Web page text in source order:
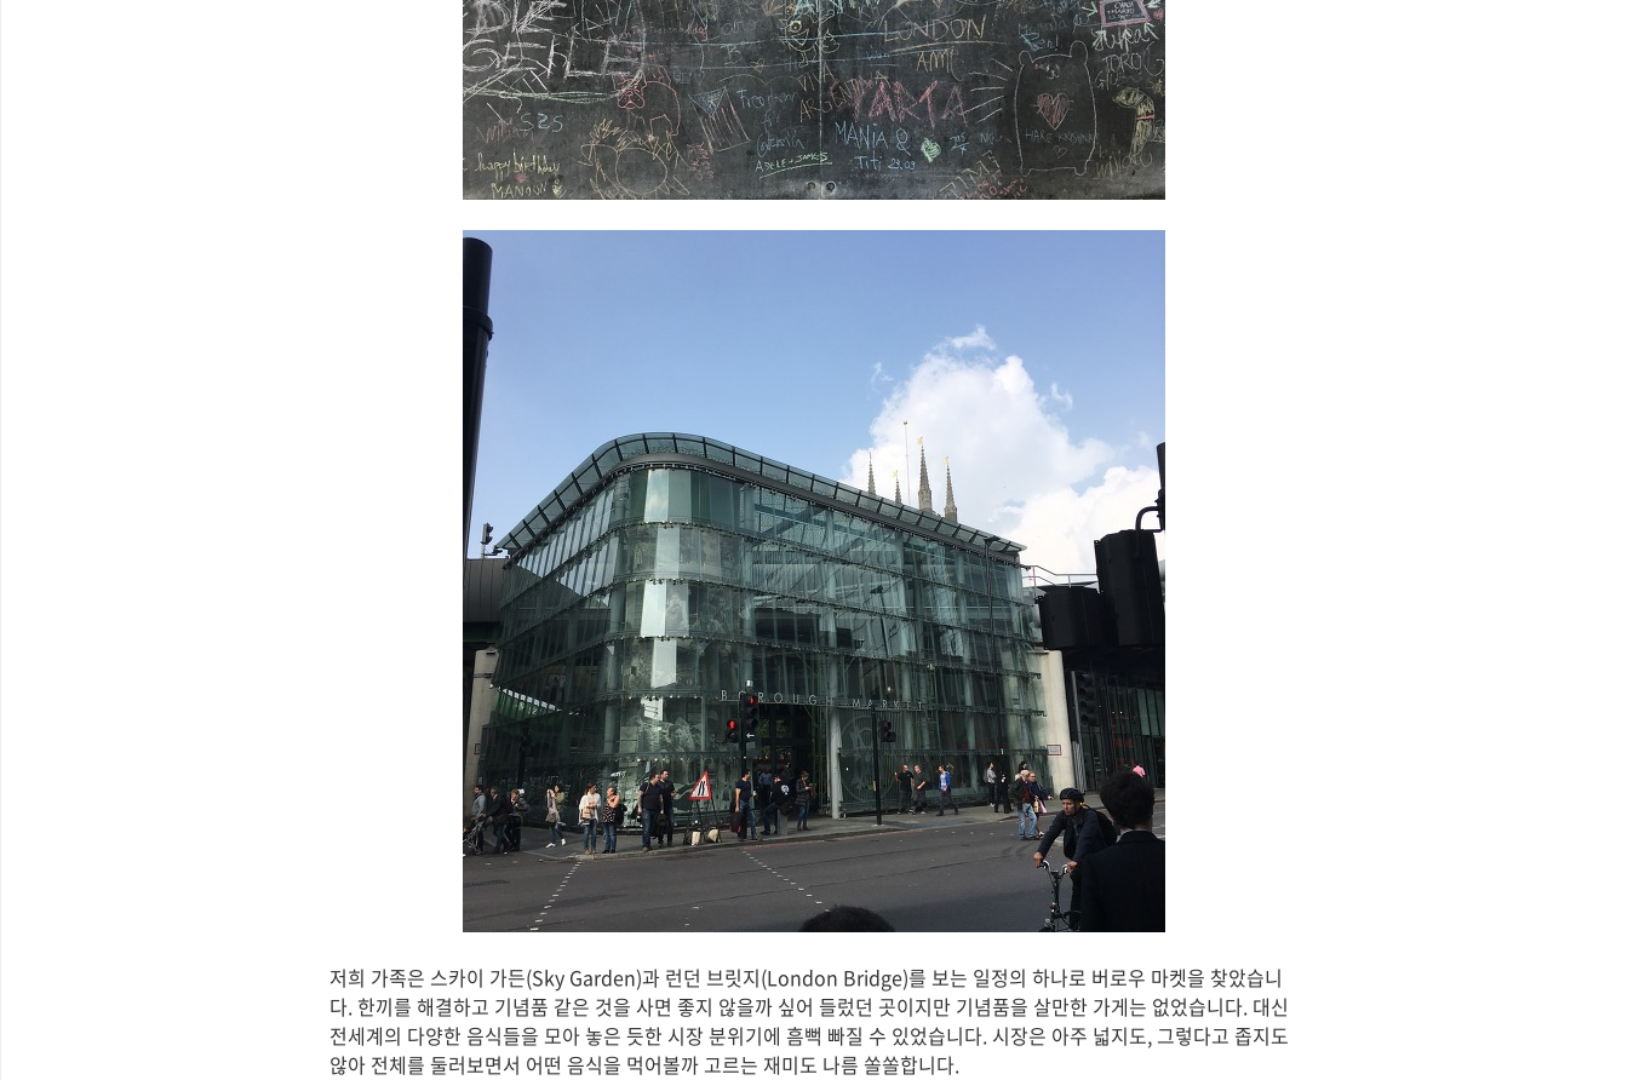
저희 가족은 스카이 가든(Sky Garden)과 런던 브릿지(London Bridge)를 보는 일정의 하나로 버로우 마켓을 찾았습니
다. 한끼를 해결하고 기념품 같은 것을 사면 좋지 않을까 싶어 들렀던 곳이지만 기념품을 살만한 가게는 없었습니다. 대신
전세계의 다양한 음식들을 모아 놓은 듯한 시장 분위기에 흠뻑 빠질 수 있었습니다. 시장은 아주 넓지도, 그렇다고 좁지도
않아 전체를 둘러보면서 어떤 음식을 먹어볼까 고르는 재미도 나름 쏠쏠합니다.